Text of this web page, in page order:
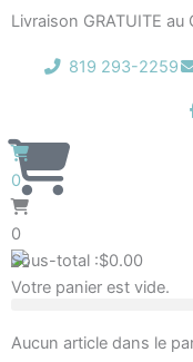
Aller
contenu
Livraison GRATUITE
819 293-2259
0
0
Sous-total :$0.00
Votre panier est vide.
Aucun article dans le